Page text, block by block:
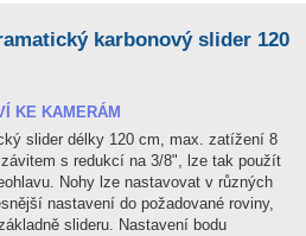
karbonový slider 120
KE KAMERÁM
slider délky 120 cm, max. zatížení 8
s redukcí na 3/8", lze tak použít
Nohy lze nastavovat v různých
nastavení do požadované roviny,
slideru. Nastavení bodu